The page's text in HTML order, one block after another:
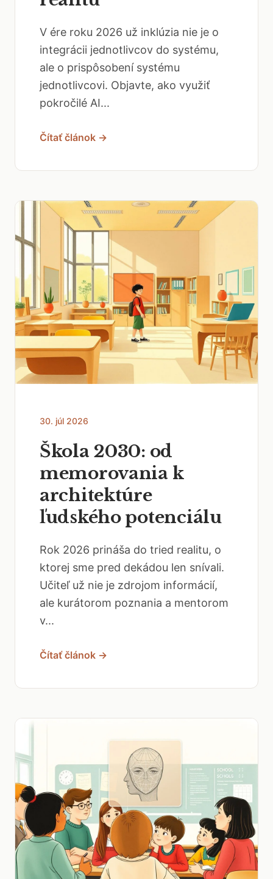
V ére roku 2026 už inklúzia nie je o
integrácii jednotlivcov do systému,
ale o prispôsobení systému
jednotlivcovi. Objavte, ako využiť
pokročilé AI...
Čítať článok →
30. júl 2026
Škola 2030: od
memorovania k
architektúre
ľudského potenciálu
Rok 2026 prináša do tried realitu, o
ktorej sme pred dekádou len snívali.
Učiteľ už nie je zdrojom informácií,
ale kurátorom poznania a mentorom
v...
Čítať článok →